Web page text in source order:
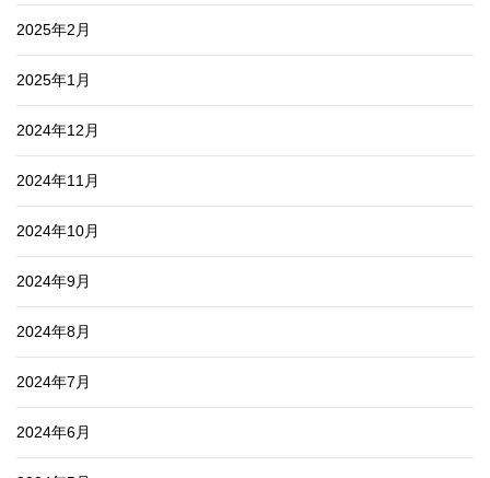
2025年2月
2025年1月
2024年12月
2024年11月
2024年10月
2024年9月
2024年8月
2024年7月
2024年6月